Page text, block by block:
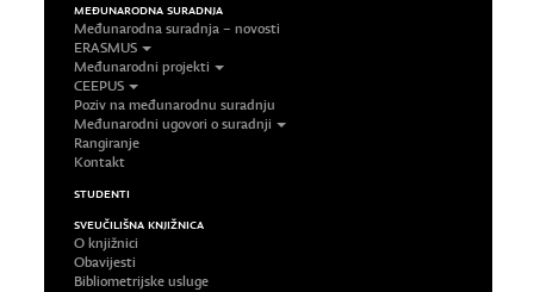
MEĐUNARODNA SURADNJA
Međunarodna suradnja – novosti
ERASMUS
Međunarodni projekti
CEEPUS
Poziv na međunarodnu suradnju
Međunarodni ugovori o suradnji
Rangiranje
Kontakt
STUDENTI
SVEUČILIŠNA KNJIŽNICA
O knjižnici
Obavijesti
Bibliometrijske usluge